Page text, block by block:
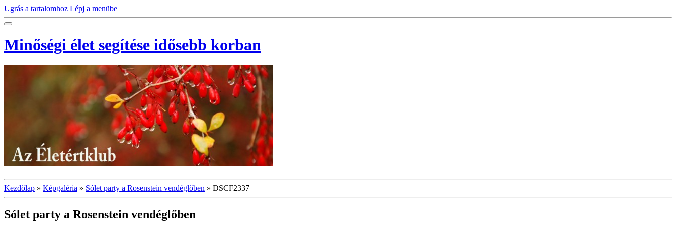
Ugrás a tartalomhoz Lépj a menübe
Minőségi élet segítése idősebb korban
Kezdőlap » Képgaléria » Sólet party a Rosenstein vendéglőben » DSCF2337
Sólet party a Rosenstein vendéglőben